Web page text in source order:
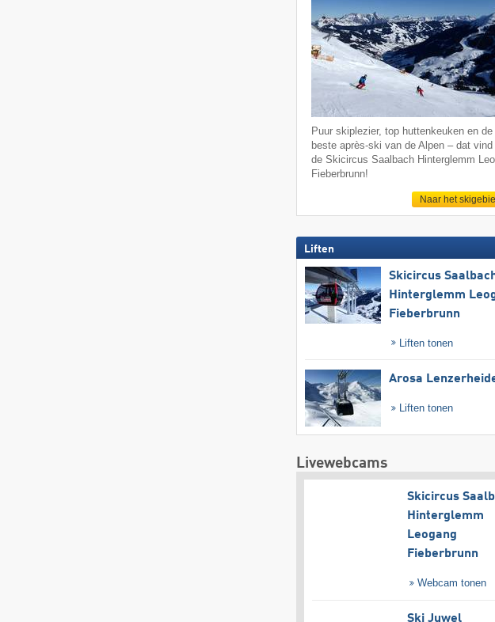
Puur skiplezier, top huttenkeuken en de
beste après-ski van de Alpen – dat
de Skicircus Saalbach Hinterglemm
Fieberbrunn!
Naar het
Liften
Skicircus
Hinterglemm
Fieberbrunn
Liften tonen
Arosa
Liften tonen
Livewebcams
Skicircus
Hinterglemm
Leogang
Fieberbrunn
Webcam tonen
Ski Juwel